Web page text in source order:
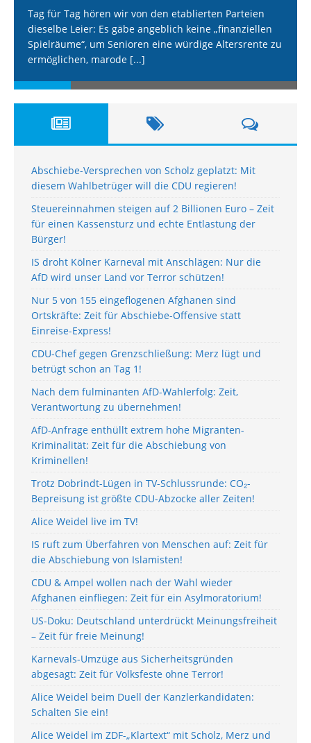
Tag für Tag hören wir von den etablierten Parteien
dieselbe Leier: Es gäbe angeblich keine „finanziellen
Spielräume“, um Senioren eine würdige Altersrente zu
ermöglichen, marode [...]
Abschiebe-Versprechen von Scholz geplatzt: Mit
diesem Wahlbetrüger will die CDU regieren!
Steuereinnahmen steigen auf 2 Billionen Euro – Zeit
für einen Kassensturz und echte Entlastung der
Bürger!
IS droht Kölner Karneval mit Anschlägen: Nur die
AfD wird unser Land vor Terror schützen!
Nur 5 von 155 eingeflogenen Afghanen sind
Ortskräfte: Zeit für Abschiebe-Offensive statt
Einreise-Express!
CDU-Chef gegen Grenzschließung: Merz lügt und
betrügt schon an Tag 1!
Nach dem fulminanten AfD-Wahlerfolg: Zeit,
Verantwortung zu übernehmen!
AfD-Anfrage enthüllt extrem hohe Migranten-
Kriminalität: Zeit für die Abschiebung von
Kriminellen!
Trotz Dobrindt-Lügen in TV-Schlussrunde: CO₂-
Bepreisung ist größte CDU-Abzocke aller Zeiten!
Alice Weidel live im TV!
IS ruft zum Überfahren von Menschen auf: Zeit für
die Abschiebung von Islamisten!
CDU & Ampel wollen nach der Wahl wieder
Afghanen einfliegen: Zeit für ein Asylmoratorium!
US-Doku: Deutschland unterdrückt Meinungsfreiheit
– Zeit für freie Meinung!
Karnevals-Umzüge aus Sicherheitsgründen
abgesagt: Zeit für Volksfeste ohne Terror!
Alice Weidel beim Duell der Kanzlerkandidaten:
Schalten Sie ein!
Alice Weidel im ZDF-„Klartext“ mit Scholz, Merz und